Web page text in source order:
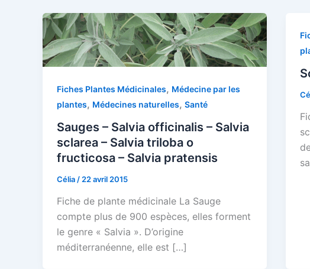
Fiches Plantes Médicinales, Médecine par les
plantes, Médecines naturelles, Santé
Sauges – Salvia officinalis – Salvia
sclarea – Salvia triloba o
fructicosa – Salvia pratensis
Célia / 22 avril 2015
Fiche de plante médicinale La Sauge
compte plus de 900 espèces, elles forment
le genre « Salvia ». D’origine
méditerranéenne, elle est […]